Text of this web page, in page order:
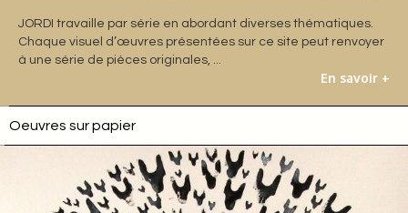
JORDI travaille par série en abordant diverses thématiques.
Chaque visuel d’œuvres présentées sur ce site peut renvoyer
à une série de pièces originales, ...
En savoir +
Oeuvres sur papier